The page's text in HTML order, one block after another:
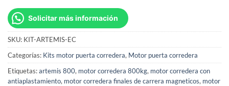
Solicitar más información
SKU: KIT-ARTEMIS-EC
Categorías: Kits motor puerta corredera, Motor puerta corredera
Etiquetas:artemis 800, motor corredera 800kg, motor corredera con
antiaplastamiento, motor corredera finales de carrera magneticos, motor